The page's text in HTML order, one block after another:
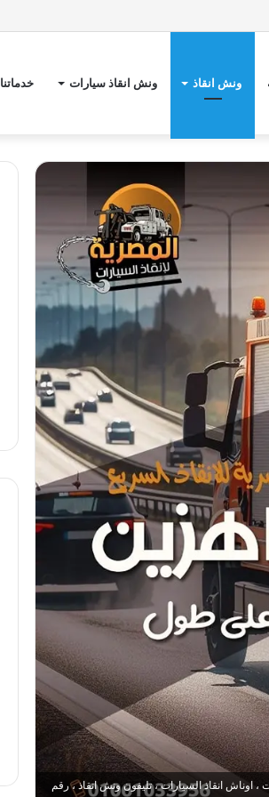
ونش انقاذ ونش انقاذ سيارات خدماتنا
اوناش انقاذ السيارات ، تليفون ونش انقاذ ، رقم